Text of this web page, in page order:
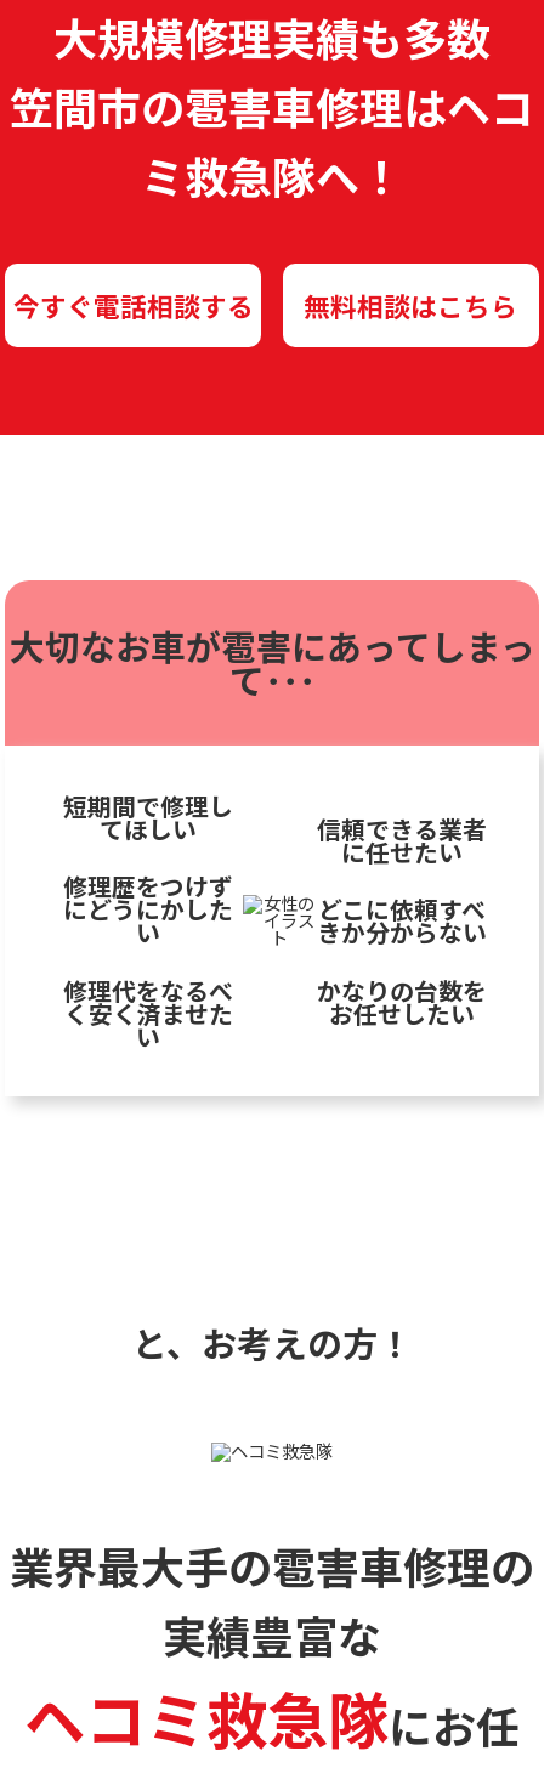
大規模修理実績も多数
笠間市の雹害車修理はヘコ
ミ救急隊へ！
今すぐ電話相談する 無料相談はこちら
大切なお車が雹害にあってしまっ
て･･･
短期間で修理し
てほしい
修理歴をつけず
にどうにかした
い
修理代をなるべ
く安く済ませた
い
信頼できる業者
に任せたい
どこに依頼すべ
きか分からない
かなりの台数を
お任せしたい
と、お考えの方！
業界最大手の雹害車修理の
実績豊富な
ヘコミ救急隊にお任